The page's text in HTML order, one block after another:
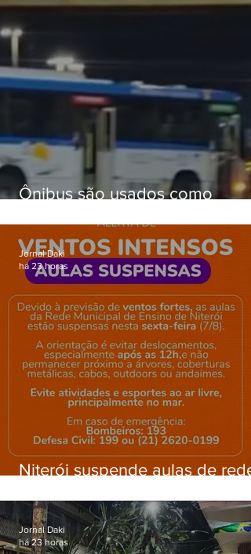
Ônibus são usados como
Gardênia Azul
Niterói suspende aulas de rede
ventos fortes nesta sexta (7)
Jornal Daki
há 23 horas
Jornal Daki
há 23 horas